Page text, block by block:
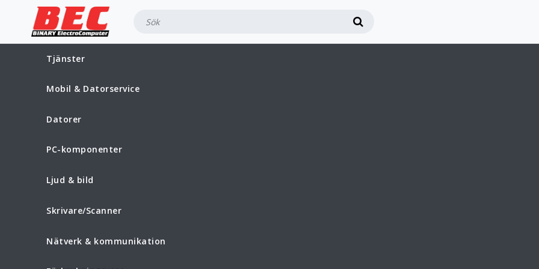
Tjänster
Mobil & Datorservice
Datorer
PC-komponenter
Ljud & bild
Skrivare/Scanner
Nätverk & kommunikation